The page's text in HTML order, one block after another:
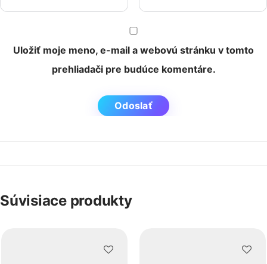
Uložiť moje meno, e-mail a webovú stránku v tomto
prehliadači pre budúce komentáre.
Súvisiace produkty